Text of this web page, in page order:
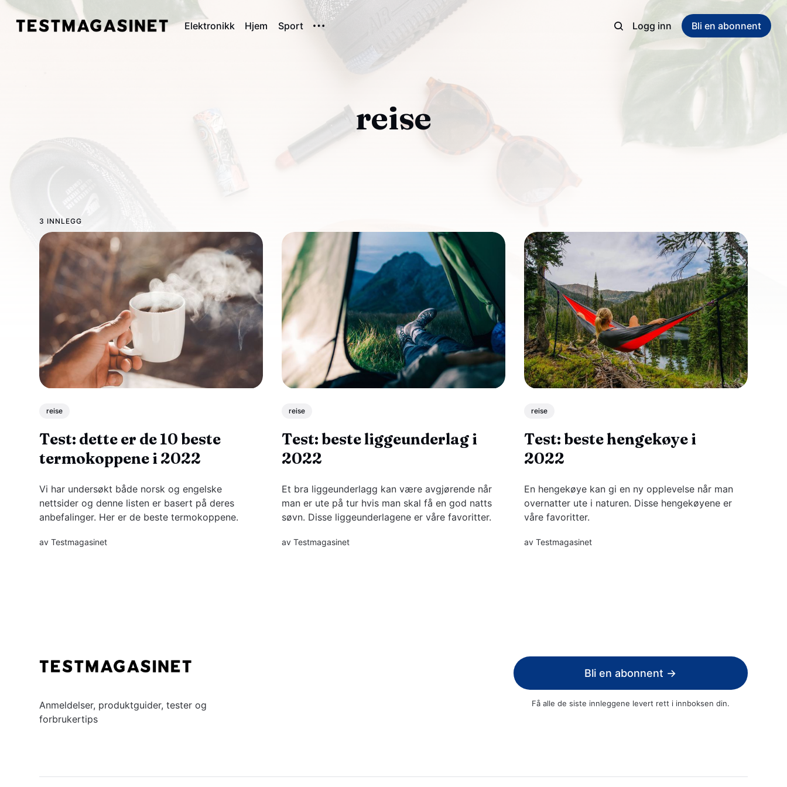
Elektronikk Hjem Sport Logg inn Bli en abonnent
reise
3 INNLEGG
reise
Test: dette er de 10 beste
termokoppene i 2022
Vi har undersøkt både norsk og engelske
nettsider og denne listen er basert på deres
anbefalinger. Her er de beste termokoppene.
avTestmagasinet
reise
Test: beste liggeunderlag i
2022
Et bra liggeunderlagg kan være avgjørende når
man er ute på tur hvis man skal få en god natts
søvn. Disse liggeunderlagene er våre favoritter.
avTestmagasinet
reise
Test: beste hengekøye i
2022
En hengekøye kan gi en ny opplevelse når man
overnatter ute i naturen. Disse hengekøyene er
våre favoritter.
avTestmagasinet
Anmeldelser, produktguider, tester og
forbrukertips
Bli en abonnent →
Få alle de siste innleggene levert rett i innboksen din.